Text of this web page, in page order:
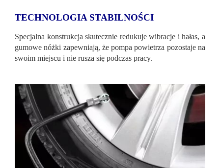
TECHNOLOGIA STABILNOŚCI
Specjalna konstrukcja skutecznie redukuje wibracje i hałas, a
gumowe nóżki zapewniają, że pompa powietrza pozostaje na
swoim miejscu i nie rusza się podczas pracy.